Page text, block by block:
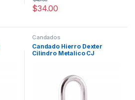
$34.00
Candados
Candado Hierro Dexter
Cilindro Metalico CJ